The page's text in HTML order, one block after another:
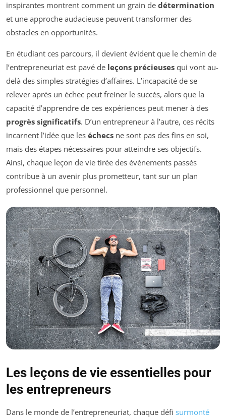
inspirantes montrent comment un grain de détermination
et une approche audacieuse peuvent transformer des
obstacles en opportunités.
En étudiant ces parcours, il devient évident que le chemin de
l’entrepreneuriat est pavé de leçons précieuses qui vont au-
delà des simples stratégies d’affaires. L’incapacité de se
relever après un échec peut freiner le succès, alors que la
capacité d’apprendre de ces expériences peut mener à des
progrès significatifs. D’un entrepreneur à l’autre, ces récits
incarnent l’idée que les échecs ne sont pas des fins en soi,
mais des étapes nécessaires pour atteindre ses objectifs.
Ainsi, chaque leçon de vie tirée des évènements passés
contribue à un avenir plus prometteur, tant sur un plan
professionnel que personnel.
Les leçons de vie essentielles pour
les entrepreneurs
Dans le monde de l’entrepreneuriat, chaque défi surmonté